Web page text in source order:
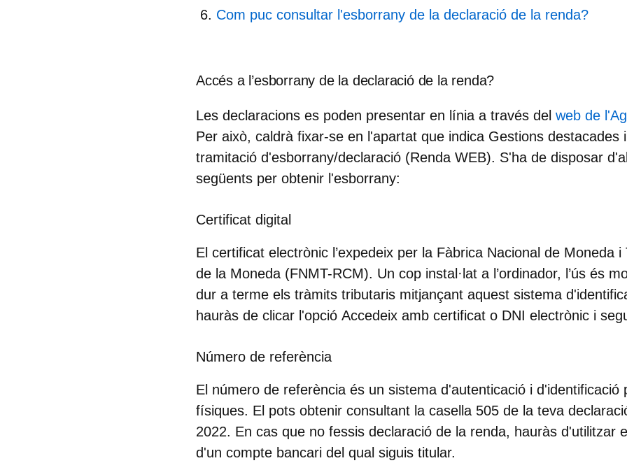
Com puc consultar l'esborrany de la declaració de la renda?
Accés a l’esborrany de la declaració de la renda?
Les declaracions es poden presentar en línia a través del web de
Per això, caldrà fixar-se en l'apartat que indica Gestions destacades
tramitació d'esborrany/declaració (Renda WEB). S'ha de disposar
següents per obtenir l'esborrany:
Certificat digital
El certificat electrònic l’expedeix per la Fàbrica Nacional de Moneda
de la Moneda (FNMT-RCM). Un cop instal·lat a l’ordinador, l’ús és
dur a terme els tràmits tributaris mitjançant aquest sistema
hauràs de clicar l'opció Accedeix amb certificat o DNI electrònic i
Número de referència
El número de referència és un sistema d'autenticació i d'identificació
físiques. El pots obtenir consultant la casella 505 de la teva
2022. En cas que no fessis declaració de la renda, hauràs d'utilitzar
d'un compte bancari del qual siguis titular.